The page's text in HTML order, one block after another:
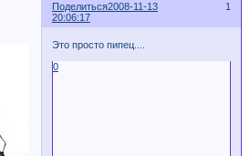
Поделиться 1
2008-11-13
20:06:17
Это просто пипец....
0